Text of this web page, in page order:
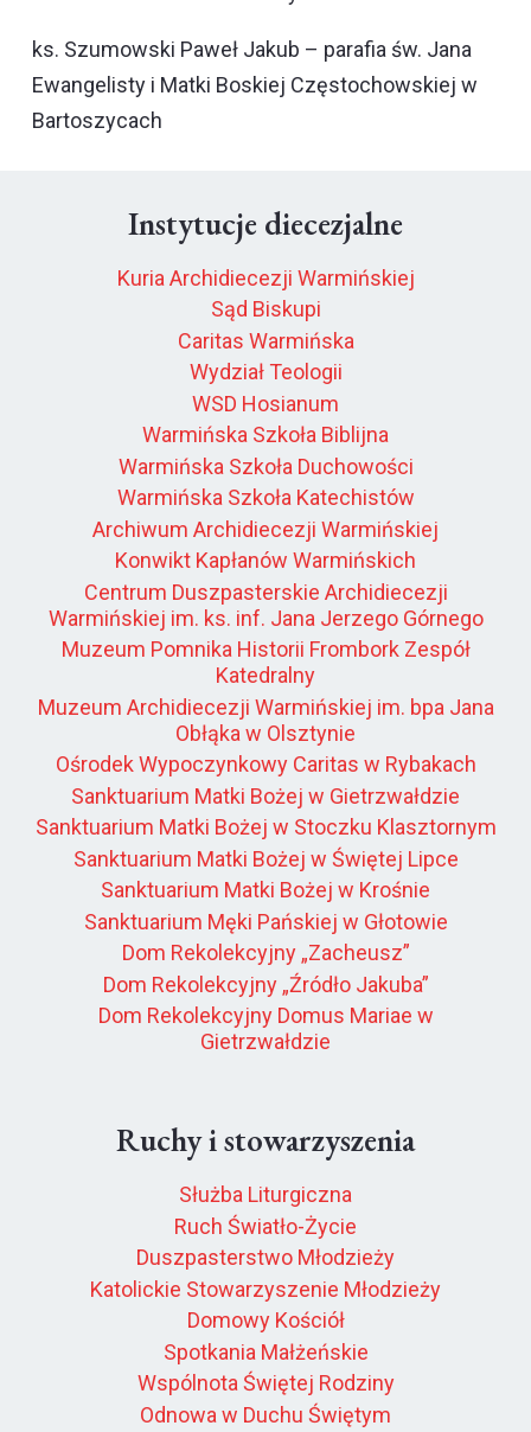
ks. Szumowski Paweł Jakub – parafia św. Jana
Ewangelisty i Matki Boskiej Częstochowskiej w
Bartoszycach
Instytucje diecezjalne
Kuria Archidiecezji Warmińskiej
Sąd Biskupi
Caritas Warmińska
Wydział Teologii
WSD Hosianum
Warmińska Szkoła Biblijna
Warmińska Szkoła Duchowości
Warmińska Szkoła Katechistów
Archiwum Archidiecezji Warmińskiej
Konwikt Kapłanów Warmińskich
Centrum Duszpasterskie Archidiecezji
Warmińskiej im. ks. inf. Jana Jerzego Górnego
Muzeum Pomnika Historii Frombork Zespół
Katedralny
Muzeum Archidiecezji Warmińskiej im. bpa Jana
Obłąka w Olsztynie
Ośrodek Wypoczynkowy Caritas w Rybakach
Sanktuarium Matki Bożej w Gietrzwałdzie
Sanktuarium Matki Bożej w Stoczku Klasztornym
Sanktuarium Matki Bożej w Świętej Lipce
Sanktuarium Matki Bożej w Krośnie
Sanktuarium Męki Pańskiej w Głotowie
Dom Rekolekcyjny „Zacheusz”
Dom Rekolekcyjny „Źródło Jakuba”
Dom Rekolekcyjny Domus Mariae w
Gietrzwałdzie
Ruchy i stowarzyszenia
Służba Liturgiczna
Ruch Światło-Życie
Duszpasterstwo Młodzieży
Katolickie Stowarzyszenie Młodzieży
Domowy Kościół
Spotkania Małżeńskie
Wspólnota Świętej Rodziny
Odnowa w Duchu Świętym